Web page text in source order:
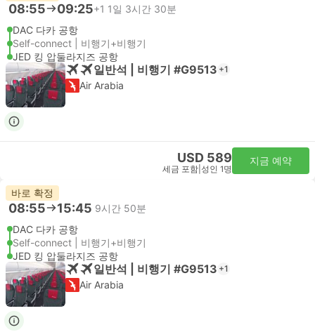
08:55 09:25+1 1일 3시간 30분
DAC 다카 공항
Self-connect | 비행기+비행기
JED 킹 압둘라지즈 공항
일반석 | 비행기 #G9513 +1
Air Arabia
USD 589
세금 포함 성인 1명
지금 예약
바로 확정
08:55 15:45 9시간 50분
DAC 다카 공항
Self-connect | 비행기+비행기
JED 킹 압둘라지즈 공항
일반석 | 비행기 #G9513 +1
Air Arabia